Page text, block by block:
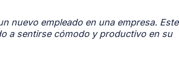
nuevo empleado en una empresa. Este
a sentirse cómodo y productivo en su